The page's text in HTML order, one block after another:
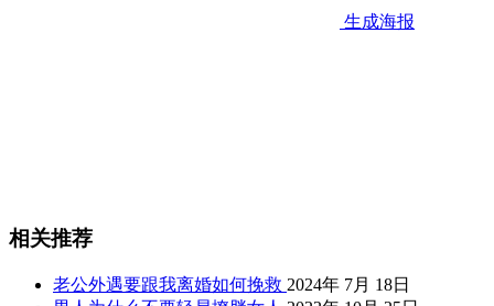
生成海报
相关推荐
老公外遇要跟我离婚如何挽救 2024年 7月 18日